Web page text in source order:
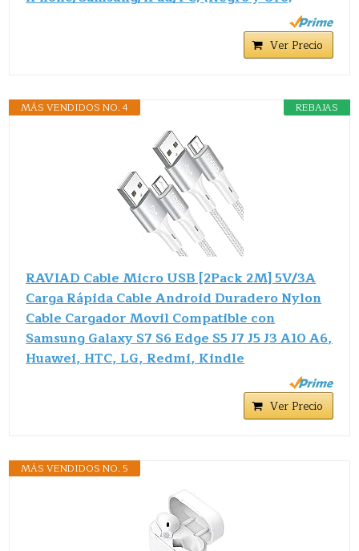
Ver Precio
REBAJAS
MÁS VENDIDOS NO. 4
RAVIAD Cable Micro USB [2Pack 2M] 5V/3A
Carga Rápida Cable Android Duradero Nylon
Cable Cargador Movil Compatible con
Samsung Galaxy S7 S6 Edge S5 J7 J5 J3 A10 A6,
Huawei, HTC, LG, Redmi, Kindle
Ver Precio
MÁS VENDIDOS NO. 5